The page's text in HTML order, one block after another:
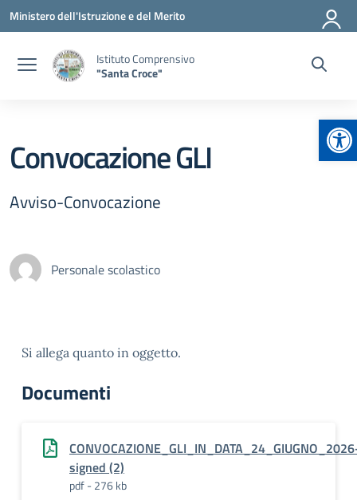
Vai ai contenuti
Vai al menu di navigazione
Vai al footer
Ministero dell'Istruzione e del Merito
Istituto Comprensivo
"Santa Croce"
Convocazione GLI
Avviso-Convocazione
Personale scolastico
Si allega quanto in oggetto.
Documenti
signed (2)
pdf - 276 kb